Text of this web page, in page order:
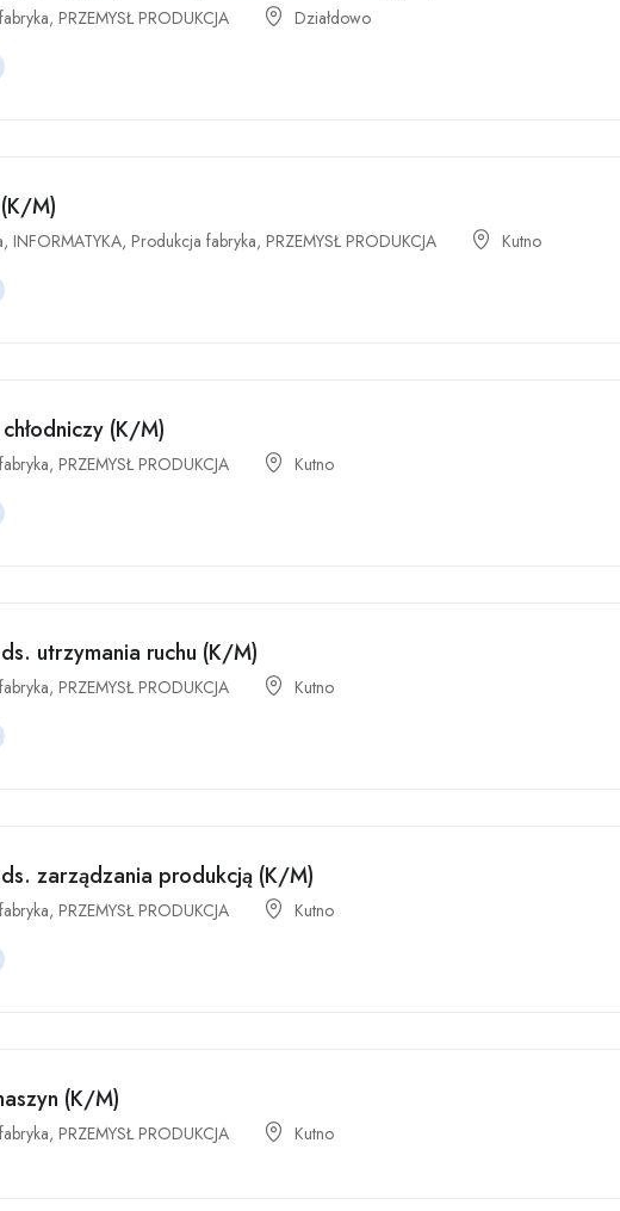
, PRZEMYSŁ PRODUKCJA Działdowo
M)
, INFORMATYKA, Produkcja fabryka, PRZEMYSŁ PRODUKCJA Kutno
(K/M)
, PRZEMYSŁ PRODUKCJA Kutno
utrzymania ruchu (K/M)
, PRZEMYSŁ PRODUKCJA Kutno
zarządzania produkcją (K/M)
, PRZEMYSŁ PRODUKCJA Kutno
(K/M)
, PRZEMYSŁ PRODUKCJA Kutno